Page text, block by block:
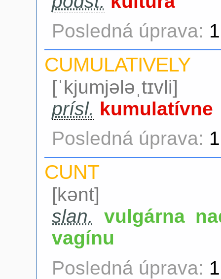
Posledná úprava:
CUMULATIVELY
[ˈkjumjələˌtɪvli]
prísl. kumulatívne
Posledná úprava:
CUNT
[kənt]
slan.
vulgárna
vagínu
Posledná úprava: